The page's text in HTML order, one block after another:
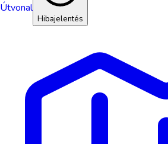
Útvonal
Hibajelentés